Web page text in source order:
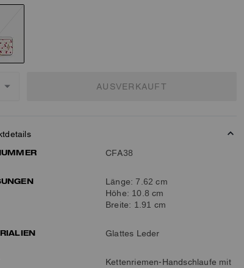
AUSVERKAUFT
CFA38
Länge: 7.62 cm
Höhe: 10.8 cm
Breite: 1.91 cm
Glattes Leder
Kettenriemen-Handschlaufe mit